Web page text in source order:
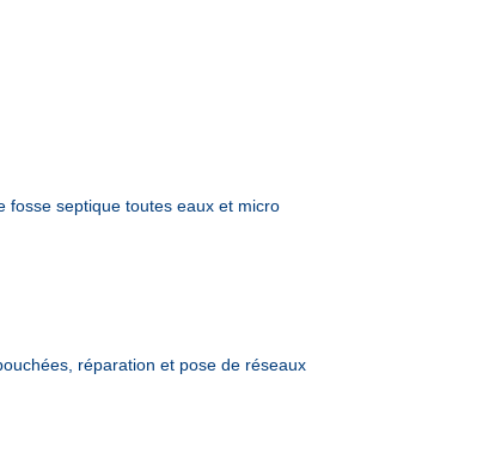
fosse septique toutes eaux et micro
réparation et pose de réseaux